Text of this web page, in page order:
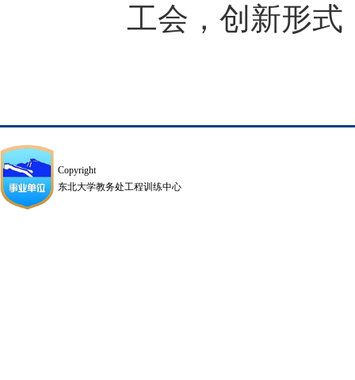
工会，创新形式
Copyright
东北大学教务处工程训练中心